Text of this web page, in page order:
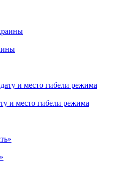
и место гибели режима